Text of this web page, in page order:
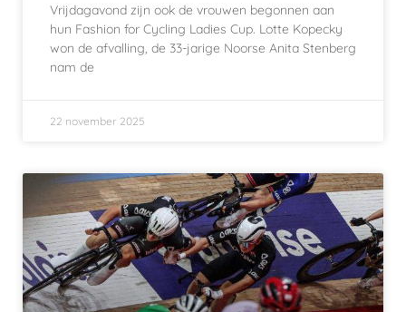
Vrijdagavond zijn ook de vrouwen begonnen aan
hun Fashion for Cycling Ladies Cup. Lotte Kopecky
won de afvalling, de 33-jarige Noorse Anita Stenberg
nam de
22 november 2025